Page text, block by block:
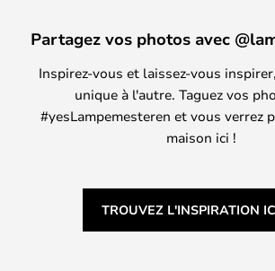
Partagez vos photos avec
Inspirez-vous et laissez-vous
unique à l'autre. Taguez vos
#yesLampemesteren et vous verrez
maison ici !
TROUVEZ L'INSPIRATION